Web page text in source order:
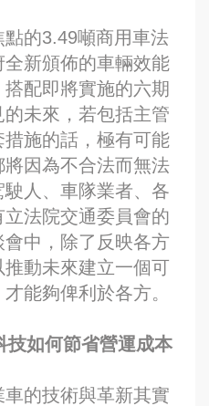
的3.49噸商用車法
新頒佈的車輛效能
配即將實施的六期
未來，若包括主管
施的話，極有可能
因為不合法而無法
人、車隊業者、各
法院交通委員會的
中，除了反映各方
動未來建立一個可
能夠俾利於各方。
技如何節省營運成本
的技術與革新其實